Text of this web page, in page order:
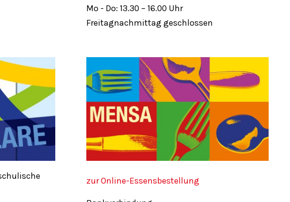
Mo - Do: 13.30 – 16.00 Uhr
Freitagnachmittag geschlossen
zur Online-Essensbestellung